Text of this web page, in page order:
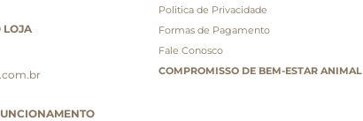
LOJA
Politica de Privacidade
Formas de Pagamento
Fale Conosco
COMPROMISSO DE BEM-ESTAR ANIMAL